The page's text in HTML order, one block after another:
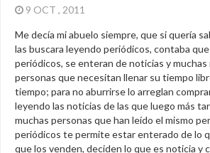
9 OCT , 2011
Me decía mi abuelo siempre, que si quería
las buscara leyendo periódicos, contaba
periódicos, se enteran de noticias y muchas
personas que necesitan llenar su tiempo
tiempo; para no aburrirse lo arreglan
leyendo las noticias de las que luego más
muchas personas que han leído el mismo
periódicos te permite estar enterado de lo
que los venden, deciden lo que es noticia y